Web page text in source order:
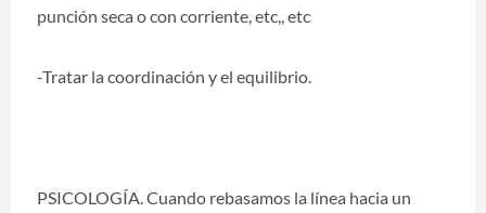
punción seca o con corriente, etc,, etc
-Tratar la coordinación y el equilibrio.
PSICOLOGÍA. Cuando rebasamos la línea hacia un